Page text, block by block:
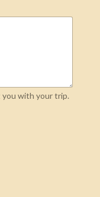
you with your trip.